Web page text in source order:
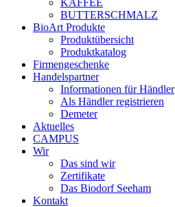
KAFFEE
BUTTERSCHMALZ
BioArt Produkte
Produktübersicht
Produktkatalog
Firmengeschenke
Handelspartner
Informationen für Händler
Als Händler registrieren
Demeter
Aktuelles
CAMPUS
Wir
Das sind wir
Zertifikate
Das Biodorf Seeham
Kontakt